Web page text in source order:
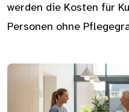
werden die Kosten für
Personen ohne